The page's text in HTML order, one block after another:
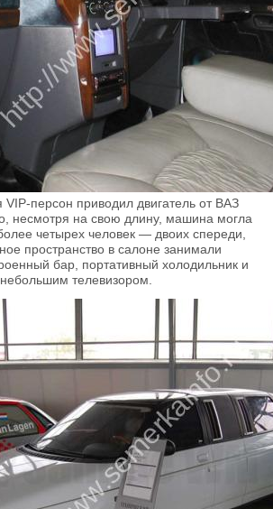
VIP-персон приводил двигатель от ВАЗ
несмотря на свою длину, машина могла
четырех человек — двоих спереди,
пространство в салоне занимали
бар, портативный холодильник и
телевизором.